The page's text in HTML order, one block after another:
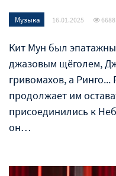
Музыка 16.01.2025 6688
Кит Мун был
джазовым щёголем,
гривомахов, а
продолжает им
присоединились к
он…